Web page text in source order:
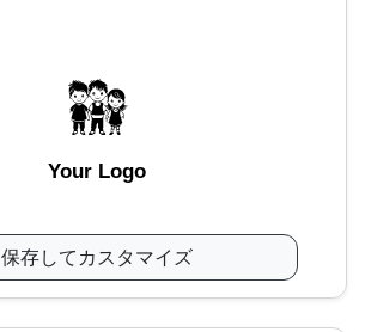
Your Logo
保存してカスタマイズ